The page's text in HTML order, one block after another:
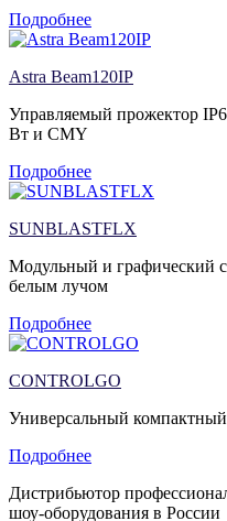
Подробнее
Astra Beam120IP
Управляемый прожектор
Вт и CMY
Подробнее
SUNBLASTFLX
Модульный и графический
белым лучом
Подробнее
CONTROLGO
Универсальный
Подробнее
Дистрибьютор
шоу-оборудования в России